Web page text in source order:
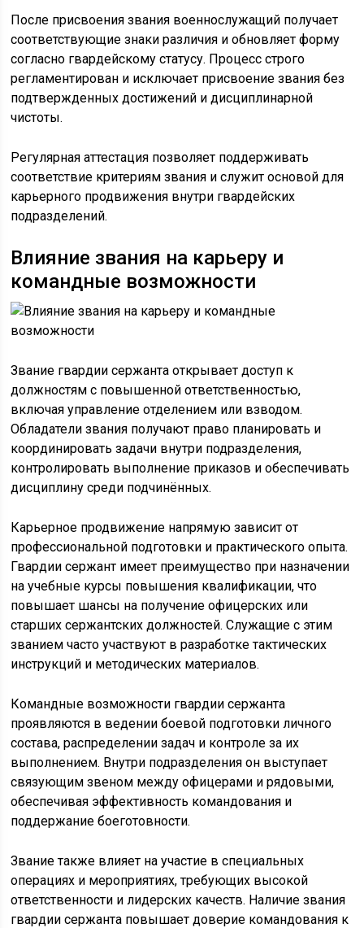
После присвоения звания военнослужащий получает
соответствующие знаки различия и обновляет форму
согласно гвардейскому статусу. Процесс строго
регламентирован и исключает присвоение звания без
подтвержденных достижений и дисциплинарной
чистоты.
Регулярная аттестация позволяет поддерживать
соответствие критериям звания и служит основой для
карьерного продвижения внутри гвардейских
подразделений.
Влияние звания на карьеру и
командные возможности
Звание гвардии сержанта открывает доступ к
должностям с повышенной ответственностью,
включая управление отделением или взводом.
Обладатели звания получают право планировать и
координировать задачи внутри подразделения,
контролировать выполнение приказов и обеспечивать
дисциплину среди подчинённых.
Карьерное продвижение напрямую зависит от
профессиональной подготовки и практического опыта.
Гвардии сержант имеет преимущество при назначении
на учебные курсы повышения квалификации, что
повышает шансы на получение офицерских или
старших сержантских должностей. Служащие с этим
званием часто участвуют в разработке тактических
инструкций и методических материалов.
Командные возможности гвардии сержанта
проявляются в ведении боевой подготовки личного
состава, распределении задач и контроле за их
выполнением. Внутри подразделения он выступает
связующим звеном между офицерами и рядовыми,
обеспечивая эффективность командования и
поддержание боеготовности.
Звание также влияет на участие в специальных
операциях и мероприятиях, требующих высокой
ответственности и лидерских качеств. Наличие звания
гвардии сержанта повышает доверие командования к